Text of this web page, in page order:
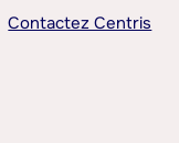
Contactez Centris